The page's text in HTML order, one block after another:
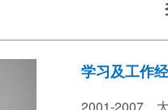
学习及工作